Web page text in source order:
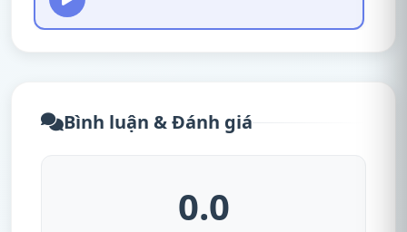
Bình luận & Đánh giá
0.0